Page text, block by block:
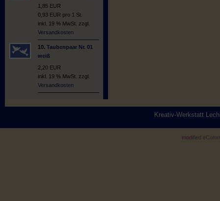
1,85 EUR
0,93 EUR pro 1 St.
inkl. 19 % MwSt. zzgl.
Versandkosten
10. Taubenpaar Nr. 01
weiß
2,20 EUR
inkl. 19 % MwSt. zzgl.
Versandkosten
Kreativ-Werkstatt
mod ified